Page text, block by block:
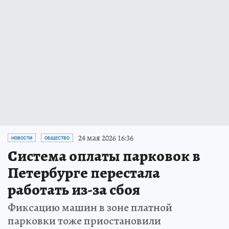
НОВОСТИ ОБЩЕСТВО 24 мая 2026 16:36
Система оплаты парковок в
Петербурге перестала
работать из-за сбоя
Фиксацию машин в зоне платной
парковки тоже приостановили